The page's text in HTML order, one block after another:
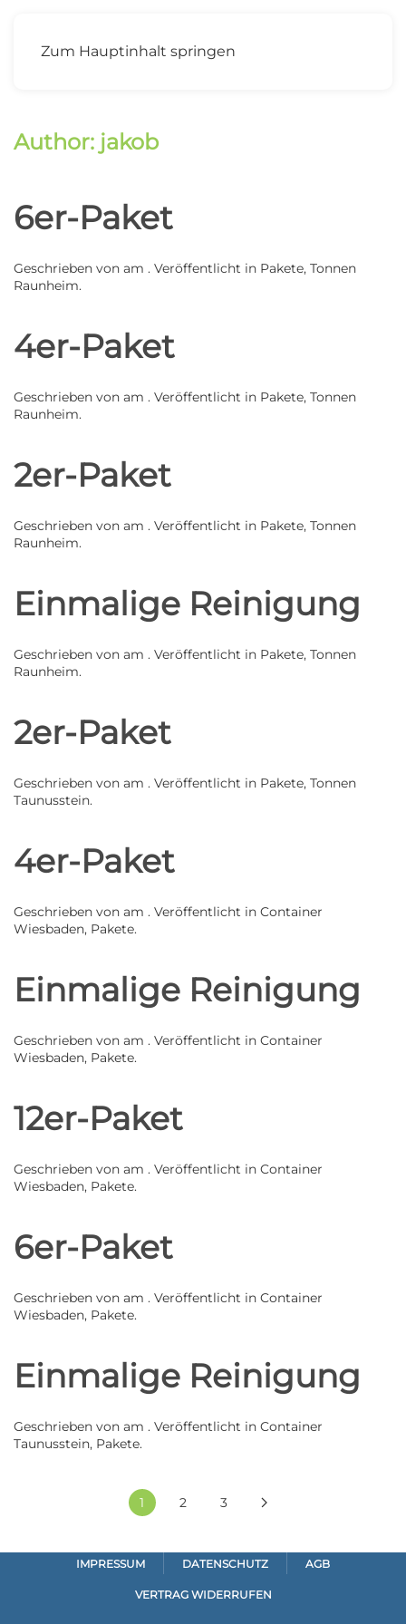
Zum Hauptinhalt springen
MENÜ
Author: jakob
6er-Paket
Geschrieben von am . Veröffentlicht in Pakete, Tonnen
Raunheim.
4er-Paket
Geschrieben von am . Veröffentlicht in Pakete, Tonnen
Raunheim.
2er-Paket
Geschrieben von am . Veröffentlicht in Pakete, Tonnen
Raunheim.
Einmalige Reinigung
Geschrieben von am . Veröffentlicht in Pakete, Tonnen
Raunheim.
2er-Paket
Geschrieben von am . Veröffentlicht in Pakete, Tonnen
Taunusstein.
4er-Paket
Geschrieben von am . Veröffentlicht in Container
Wiesbaden, Pakete.
Einmalige Reinigung
Geschrieben von am . Veröffentlicht in Container
Wiesbaden, Pakete.
12er-Paket
Geschrieben von am . Veröffentlicht in Container
Wiesbaden, Pakete.
6er-Paket
Geschrieben von am . Veröffentlicht in Container
Wiesbaden, Pakete.
Einmalige Reinigung
Geschrieben von am . Veröffentlicht in Container
Taunusstein, Pakete.
1 2 3
IMPRESSUM DATENSCHUTZ AGB
VERTRAG WIDERRUFEN